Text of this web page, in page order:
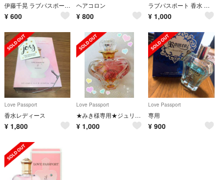
伊藤千晃 ラブパスポート キキクレール ヘアコロン
¥ 600
ヘアコロン
¥ 800
ラブパスポート 香水 値下げしました
¥ 1,000
Love Passport
香水レディース
¥ 1,800
Love Passport
★みき様専用★ジュリエット キキ クレール伊藤千晃❣
¥ 1,000
Love Passport
専用
¥ 900